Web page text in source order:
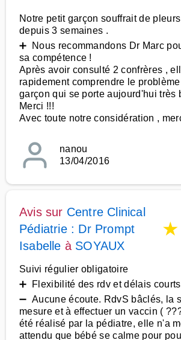
Notre petit garçon souffrait de
depuis 3 semaines .
➕ Nous recommandons Dr Marc
sa compétence !
Après avoir consulté 2 confrères ,
rapidement comprendre le
garçon qui se porte aujourd'hui très
Merci !!!
Avec toute notre considération ,
nanou
13/04/2016
Avis sur Centre Clinical
Pédiatrie : Dr Prompt
Isabelle à SOYAUX
★
Suivi régulier obligatoire
➕ Flexibilité des rdv et délais courts
➖ Aucune écoute. RdvS bâclés, la
mesure et à effectuer un vaccin (
été réalisé par la pédiatre, elle n'a
attendu que bébé se calme pour